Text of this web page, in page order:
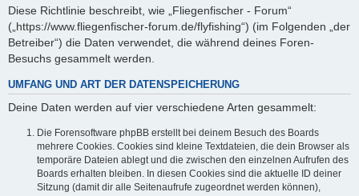
Diese Richtlinie beschreibt, wie „Fliegenfischer - Forum“
(„https://www.fliegenfischer-forum.de/flyfishing“) (im Folgenden „der
Betreiber“) die Daten verwendet, die während deines Foren-
Besuchs gesammelt werden.
UMFANG UND ART DER DATENSPEICHERUNG
Deine Daten werden auf vier verschiedene Arten gesammelt:
Die Forensoftware phpBB erstellt bei deinem Besuch des Boards
mehrere Cookies. Cookies sind kleine Textdateien, die dein Browser als
temporäre Dateien ablegt und die zwischen den einzelnen Aufrufen des
Boards erhalten bleiben. In diesen Cookies sind die aktuelle ID deiner
Sitzung (damit dir alle Seitenaufrufe zugeordnet werden können),